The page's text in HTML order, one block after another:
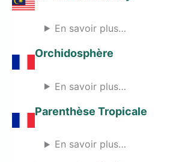
En savoir plus…
Orchidosphère
En savoir plus…
Parenthèse Tropicale
En savoir plus…